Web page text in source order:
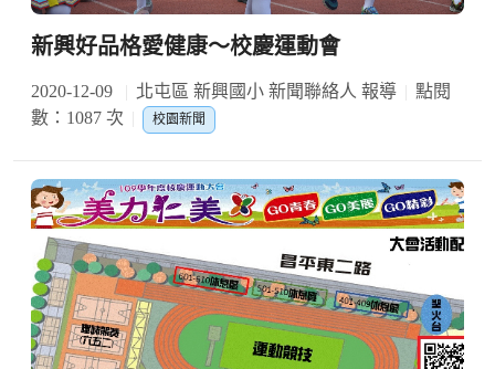
新興好品格愛健康～校慶運動會
2020-12-09 北屯區 新興國小 新聞聯絡人 報導
點閱
數：1087 次
校園新聞